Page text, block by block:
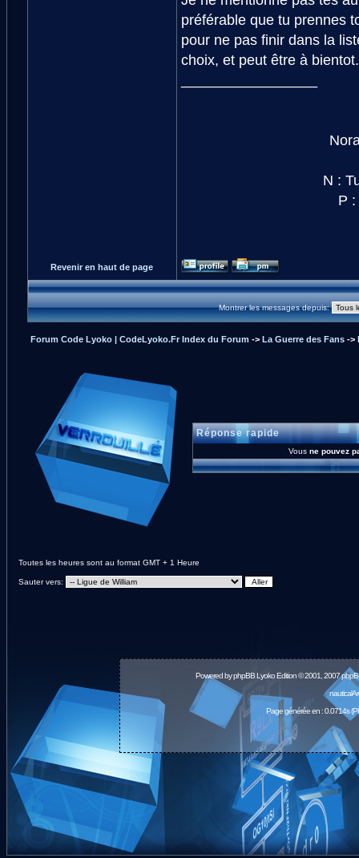
préférable que tu prennes
pour ne pas finir dans la
choix, et peut être à bientot.
N :
P
Revenir en haut de page
Montrer les messages depuis:
Forum Code Lyoko | CodeLyoko.Fr Index du Forum -> La Guerre des Fans->
Réponse rapide
Vous ne pouvez
Toutes les heures sont au format GMT + 1 Heure
Sauter vers:
Powered byphpBBLyoko Edition © 2001, 2007
Page générée en : 0.0714s